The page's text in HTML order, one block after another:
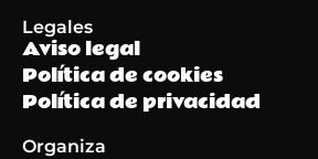
Legales
Aviso legal
Política de cookies
Política de privacidad
Organiza